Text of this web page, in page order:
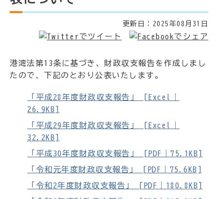
更新日： 2025年08月31日
港湾法第13条に基づき、財政収支報告を作成しまし
たので、下記のとおり公表いたします。
「平成28年度財政収支報告」 [Excel｜
26.9KB]
「平成29年度財政収支報告」 [Excel｜
32.2KB]
「平成30年度財政収支報告」 [PDF｜75.1KB]
「令和元年度財政収支報告」 [PDF｜75.6KB]
「令和2年度財政収支報告」 [PDF｜180.8KB]